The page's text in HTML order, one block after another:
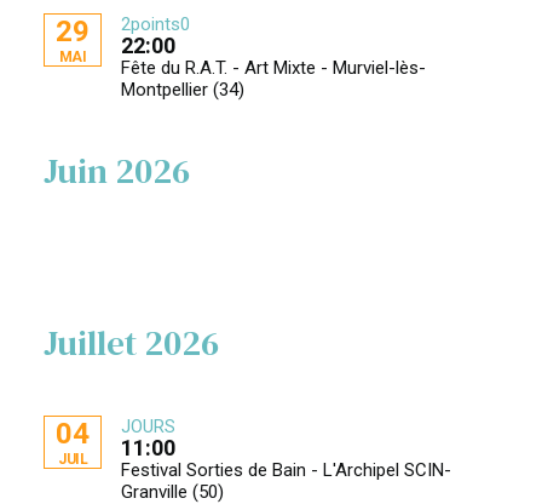
29
MAI
2points0
22:00
Fête du R.A.T. - Art Mixte - Murviel-lès-
Montpellier (34)
Juin 2026
Juillet 2026
04
JUIL
JOURS
11:00
Festival Sorties de Bain - L'Archipel SCIN-
Granville (50)